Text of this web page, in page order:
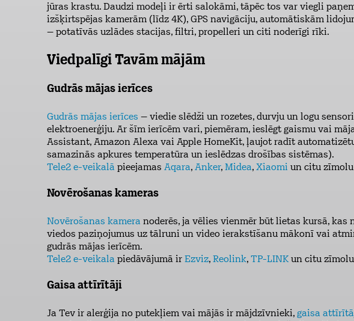
jūras krastu. Daudzi modeļi ir ērti salokāmi, tāpēc tos var viegli
izšķirtspējas kamerām (līdz 4K), GPS navigāciju, automātiskām
– potatīvās uzlādes stacijas, filtri, propelleri un citi noderīgi rīki.
Viedpalīgi Tavām mājām
Gudrās mājas ierīces
Gudrās mājas ierīces – viedie slēdži un rozetes, durvju un logu
elektroenerģiju. Ar šīm ierīcēm vari, piemēram, ieslēgt gaismu vai
Assistant, Amazon Alexa vai Apple HomeKit, ļaujot radīt
samazinās apkures temperatūra un ieslēdzas drošības sistēmas).
Tele2 e-veikalā pieejamas Aqara, Anker, Midea, Xiaomi un citu
Novērošanas kameras
Novērošanas kamera noderēs, ja vēlies vienmēr būt lietas kursā, kas
viedos paziņojumus uz tālruni un video ierakstīšanu mākonī vai
gudrās mājas ierīcēm.
Tele2 e-veikala piedāvājumā ir Ezviz, Reolink, TP-LINK un citu
Gaisa attīrītāji
Ja Tev ir alerģija no putekļiem vai mājās ir mājdzīvnieki, gaisa